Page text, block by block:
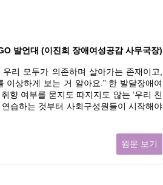
발언대 (이진희 장애여성공감 사무국장)
리 모두가 의존하며 살아가는 존재이고,
이상하게 보는 거 알아요.” 한 발달장애여
향 여부를 묻지도 따지지도 않는 ‘우리 친
습하는 것부터 사회구성원들이 시작해야
원문 보기